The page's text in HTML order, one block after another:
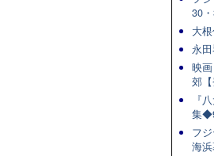
30
大
永
映
郊【
『
集
フ
海